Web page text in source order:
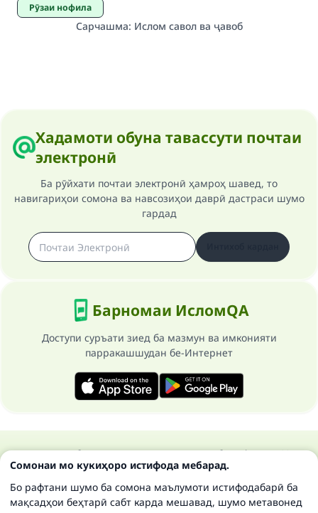
Рӯзаи нофила
Сарчашма: Ислом савол ва ҷавоб
Хадамоти обуна тавассути почтаи
электронӣ
Ба рӯйхати почтаи электронӣ ҳамроҳ шавед, то
навигариҳои сомона ва навсозиҳои даврӣ дастраси шумо
гардад
Барномаи ИсломQA
Доступи суръати зиед ба мазмун ва имконияти
парракашшудан бе-Интернет
Ҳамаи ҳуқуқ ба сомонаи Ислом савол ва ҷавоб маҳфуз аст 1997-
2025 ©
Сомонаи мо кукиҳоро истифода мебарад.
Бо рафтани шумо ба сомона маълумоти истифодабарӣ ба
мақсадҳои беҳтарӣ сабт карда мешавад, шумо метавонед